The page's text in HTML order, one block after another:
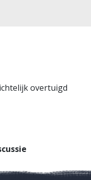
overtuigd